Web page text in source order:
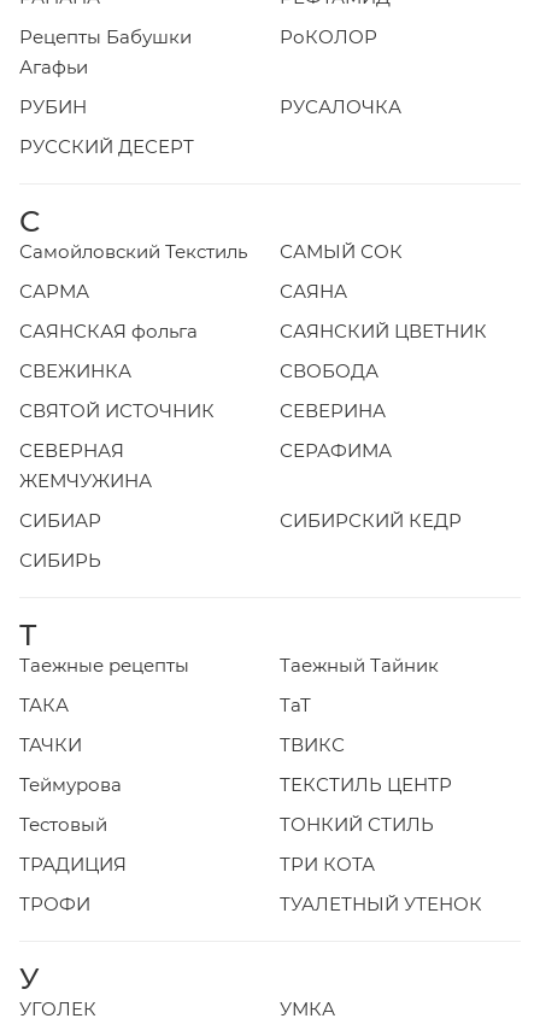
Рецепты Бабушки
Агафьи
РоКОЛОР
РУБИН
РУСАЛОЧКА
РУССКИЙ ДЕСЕРТ
С
Самойловский Текстиль
САМЫЙ СОК
САРМА
САЯНА
САЯНСКАЯ фольга
САЯНСКИЙ ЦВЕТНИК
СВЕЖИНКА
СВОБОДА
СВЯТОЙ ИСТОЧНИК
СЕВЕРИНА
СЕВЕРНАЯ
ЖЕМЧУЖИНА
СЕРАФИМА
СИБИАР
СИБИРСКИЙ КЕДР
СИБИРЬ
Т
Таежные рецепты
Таежный Тайник
ТАКА
ТаТ
ТАЧКИ
ТВИКС
Теймурова
ТЕКСТИЛЬ ЦЕНТР
Тестовый
ТОНКИЙ СТИЛЬ
ТРАДИЦИЯ
ТРИ КОТА
ТРОФИ
ТУАЛЕТНЫЙ УТЕНОК
У
УГОЛЕК
УМКА